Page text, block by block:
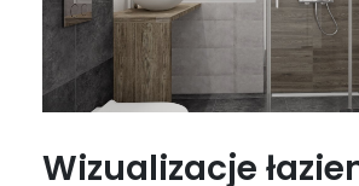
Wizualizacje